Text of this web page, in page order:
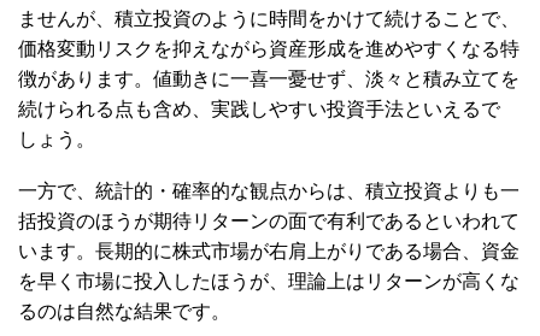
ませんが、積立投資のように時間をかけて続けることで、
価格変動リスクを抑えながら資産形成を進めやすくなる特
徴があります。値動きに一喜一憂せず、淡々と積み立てを
続けられる点も含め、実践しやすい投資手法といえるで
しょう。
一方で、統計的・確率的な観点からは、積立投資よりも一
括投資のほうが期待リターンの面で有利であるといわれて
います。長期的に株式市場が右肩上がりである場合、資金
を早く市場に投入したほうが、理論上はリターンが高くな
るのは自然な結果です。